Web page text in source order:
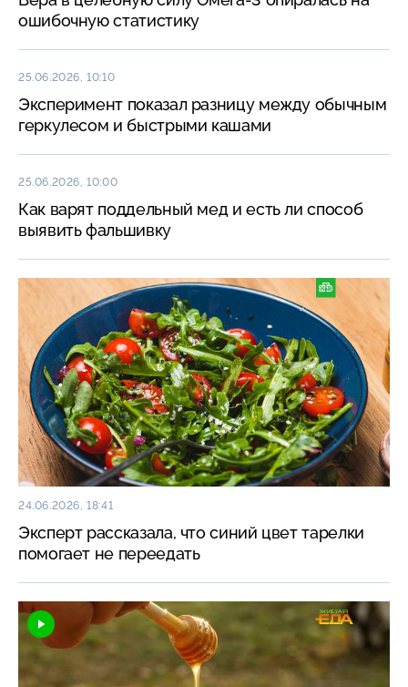
ошибочную статистику
25.06.2026, 10:10
Эксперимент показал разницу между обычным
геркулесом и быстрыми кашами
25.06.2026, 10:00
Как варят поддельный мед и есть ли способ
выявить фальшивку
24.06.2026, 18:41
Эксперт рассказала, что синий цвет тарелки
помогает не переедать